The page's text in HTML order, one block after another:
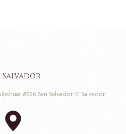
Salvador
#266 San Salvador, El Salvador.